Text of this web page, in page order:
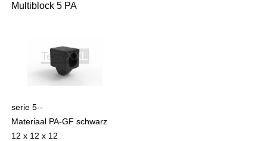
Multiblock 5 PA
serie 5--
Materiaal PA-GF schwarz
12 x 12 x 12